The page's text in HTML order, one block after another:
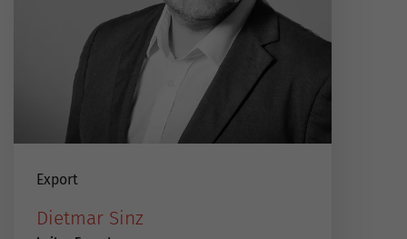
Export
Dietmar Sinz